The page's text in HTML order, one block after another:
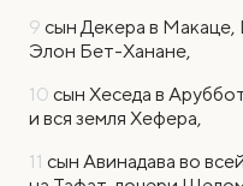
9 сын Декера в
Элон Бет-Ханане,
10 сын Хеседа в
и вся земля Хефера,
11 сын Авинадава во